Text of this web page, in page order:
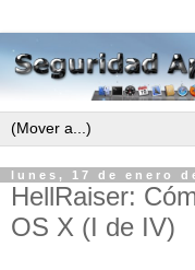
lunes, 17 de enero
HellRaiser:
OS X (I de IV)